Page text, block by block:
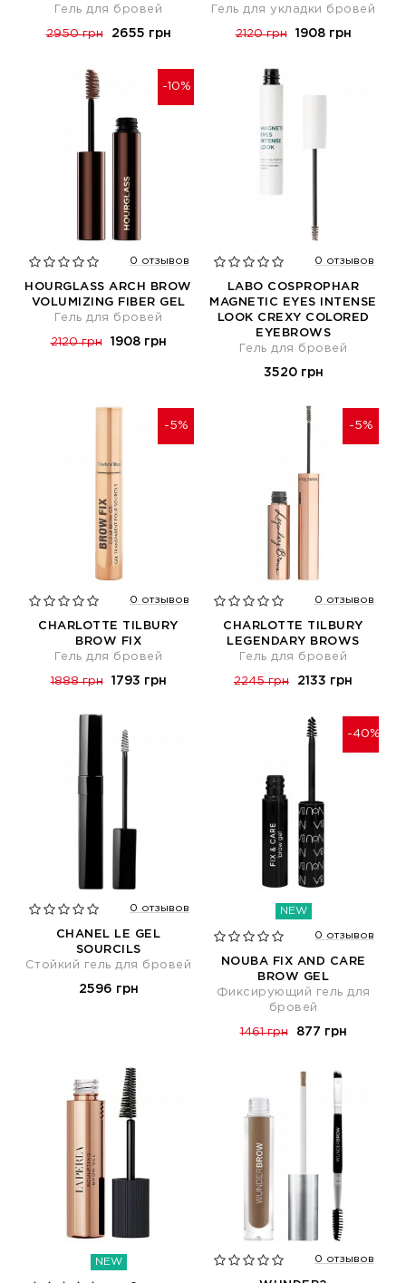
Гель для бровей
2950 грн 2655 грн
Гель для укладки бровей
2120 грн 1908 грн
-10%
0 отзывов
HOURGLASS ARCH BROW
VOLUMIZING FIBER GEL
Гель для бровей
2120 грн 1908 грн
0 отзывов
LABO COSPROPHAR
MAGNETIC EYES INTENSE
LOOK CREXY COLORED
EYEBROWS
Гель для бровей
3520 грн
-5%
0 отзывов
CHARLOTTE TILBURY
BROW FIX
Гель для бровей
1888 грн 1793 грн
-5%
0 отзывов
CHARLOTTE TILBURY
LEGENDARY BROWS
Гель для бровей
2245 грн 2133 грн
0 отзывов
CHANEL LE GEL
SOURCILS
Стойкий гель для бровей
2596 грн
-40%
NEW
0 отзывов
NOUBA FIX AND CARE
BROW GEL
Фиксирующий гель для
бровей
1461 грн 877 грн
NEW 0 отзывов